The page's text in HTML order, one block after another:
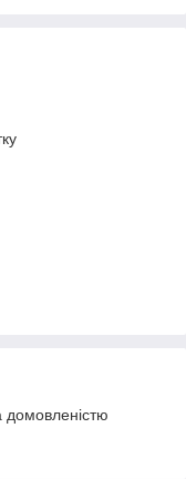
домовленістю